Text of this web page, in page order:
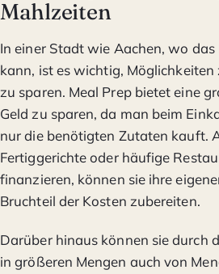
Mahlzeiten
In einer Stadt wie Aachen, wo das
kann, ist es wichtig,
zu sparen. Meal Prep bietet eine
Geld zu sparen, da man beim
nur die benötigten Zutaten kauft.
Fertiggerichte oder häufige
finanzieren, können sie ihre
Bruchteil der Kosten zubereiten.
Darüber hinaus können sie durch
in größeren Mengen auch von